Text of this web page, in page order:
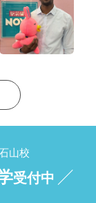
山校
受付中